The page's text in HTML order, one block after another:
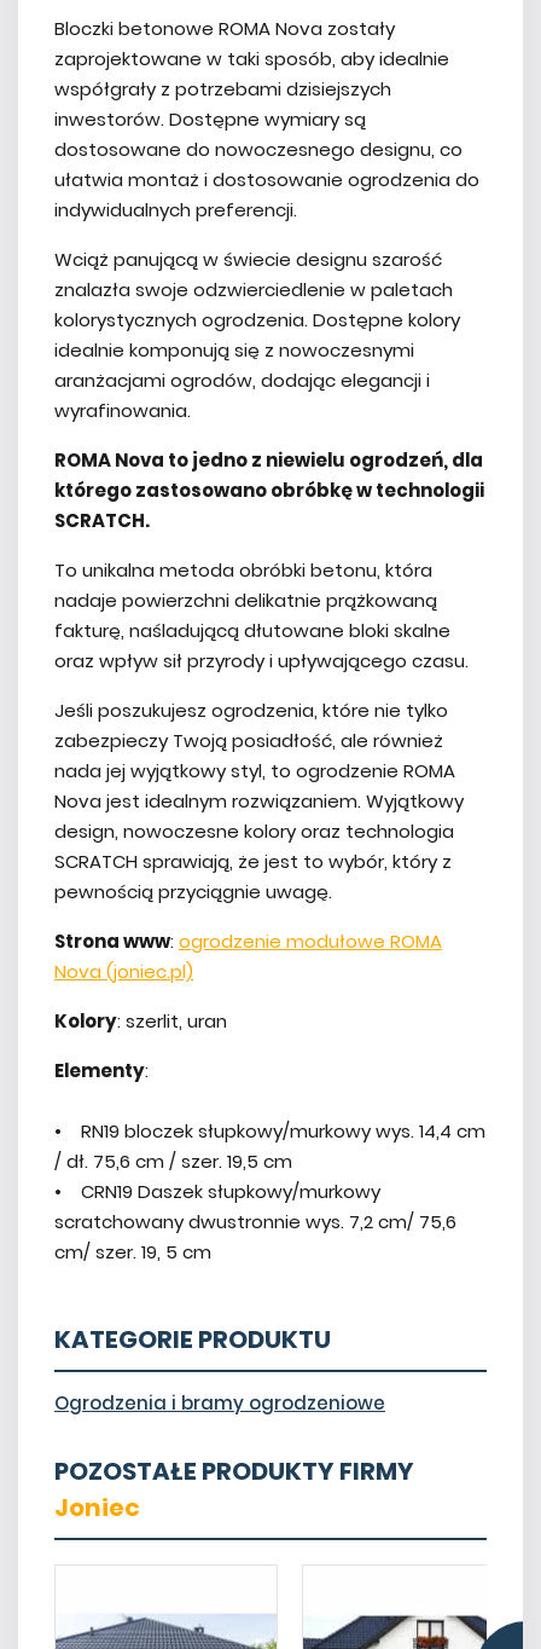
Bloczki betonowe ROMA Nova zostały
zaprojektowane w taki sposób, aby idealnie
współgrały z potrzebami dzisiejszych
inwestorów. Dostępne wymiary są
dostosowane do nowoczesnego designu, co
ułatwia montaż i dostosowanie ogrodzenia do
indywidualnych preferencji.
Wciąż panującą w świecie designu szarość
znalazła swoje odzwierciedlenie w paletach
kolorystycznych ogrodzenia. Dostępne kolory
idealnie komponują się z nowoczesnymi
aranżacjami ogrodów, dodając elegancji i
wyrafinowania.
ROMA Nova to jedno z niewielu ogrodzeń, dla
którego zastosowano obróbkę w technologii
SCRATCH.
To unikalna metoda obróbki betonu, która
nadaje powierzchni delikatnie prążkowaną
fakturę, naśladującą dłutowane bloki skalne
oraz wpływ sił przyrody i upływającego czasu.
Jeśli poszukujesz ogrodzenia, które nie tylko
zabezpieczy Twoją posiadłość, ale również
nada jej wyjątkowy styl, to ogrodzenie ROMA
Nova jest idealnym rozwiązaniem. Wyjątkowy
design, nowoczesne kolory oraz technologia
SCRATCH sprawiają, że jest to wybór, który z
pewnością przyciągnie uwagę.
Strona www: ogrodzenie modułowe ROMA
Nova (joniec.pl)
Kolory: szerlit, uran
Elementy:
• RN19 bloczek słupkowy/murkowy wys. 14,4 cm
/ dł. 75,6 cm / szer. 19,5 cm
• CRN19 Daszek słupkowy/murkowy
scratchowany dwustronnie wys. 7,2 cm/ 75,6
cm/ szer. 19, 5 cm
KATEGORIE PRODUKTU
Ogrodzenia i bramy ogrodzeniowe
POZOSTAŁE PRODUKTY FIRMY
Joniec